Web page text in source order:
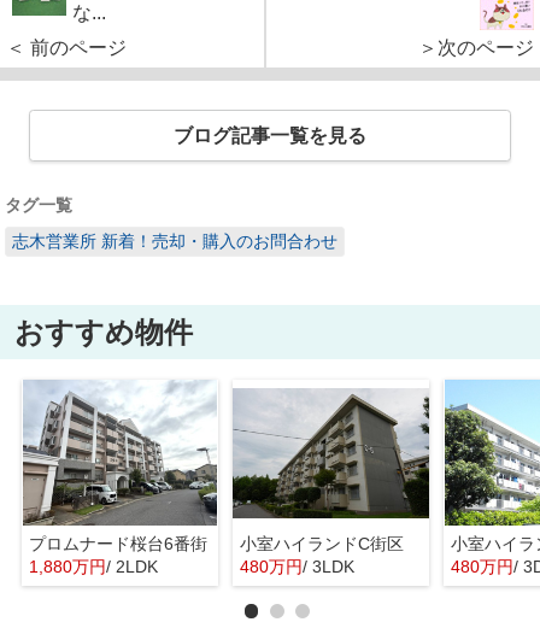
な...
＜ 前のページ
＞次のページ
ブログ記事一覧を見る
タグ一覧
志木営業所 新着！売却・購入のお問合わせ
おすすめ物件
プロムナード桜台6番街
1,880万円/ 2LDK
小室ハイランドC街区
480万円/ 3LDK
小室ハイラ
480万円/